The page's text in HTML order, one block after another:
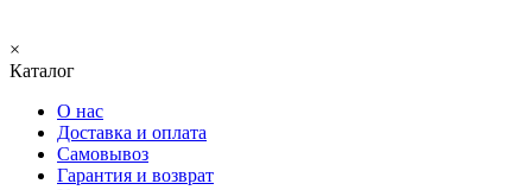
×
Каталог
О нас
Доставка и оплата
Самовывоз
Гарантия и возврат